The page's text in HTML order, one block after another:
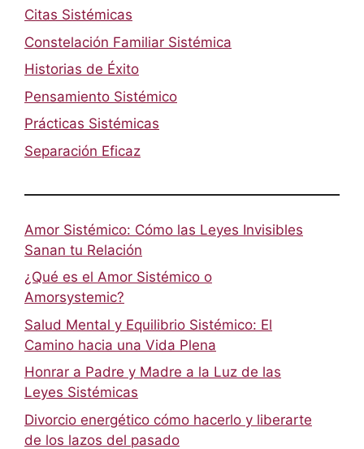
Citas Sistémicas
Constelación Familiar Sistémica
Historias de Éxito
Pensamiento Sistémico
Prácticas Sistémicas
Separación Eficaz
Amor Sistémico: Cómo las Leyes Invisibles
Sanan tu Relación
¿Qué es el Amor Sistémico o
Amorsystemic?
Salud Mental y Equilibrio Sistémico: El
Camino hacia una Vida Plena
Honrar a Padre y Madre a la Luz de las
Leyes Sistémicas
Divorcio energético cómo hacerlo y liberarte
de los lazos del pasado